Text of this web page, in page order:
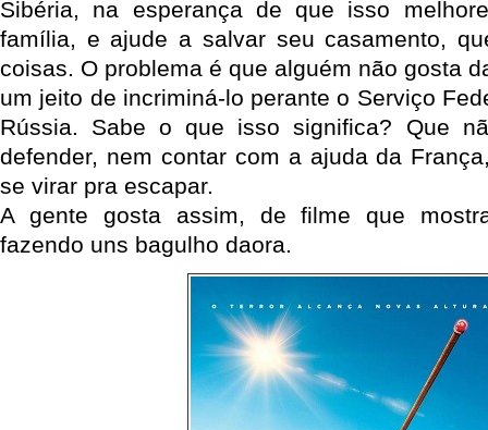
Sibéria, na esperança de que isso
família, e ajude a salvar seu casamento,
coisas. O problema é que alguém não gosta
um jeito de incriminá-lo perante o Serviço
Rússia. Sabe o que isso significa? Que
defender, nem contar com a ajuda da
se virar pra escapar.
A gente gosta assim, de filme que
fazendo uns bagulho daora.